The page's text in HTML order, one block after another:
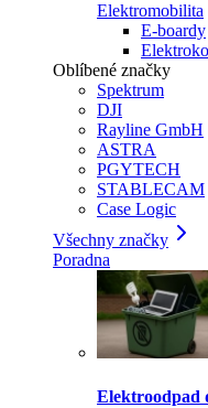
Elektromobilita
E-boardy
Oblíbené značky
Spektrum
DJI
Rayline GmbH
ASTRA
PGYTECH
STABLECAM
Case Logic
Všechny značky
Poradna
Elektroodpad